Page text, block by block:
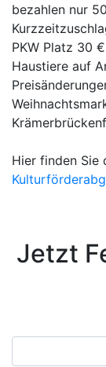
bezahlen nur
PKW Platz 30
Haustiere auf
Hier finden Sie
Jetzt